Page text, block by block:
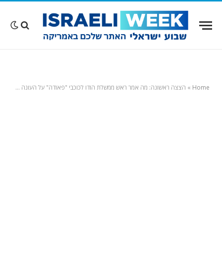
Home
» הצצה ראשונה: מה אמר ראש ממשלת הודו לכוכבי "פאודה" על העונה מספר 5 של הסדרה הישראלית המצליחה בעולם